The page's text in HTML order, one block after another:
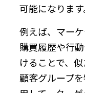
可能になります
例えば、マー
購買履歴や行
けることで、
顧客グループ